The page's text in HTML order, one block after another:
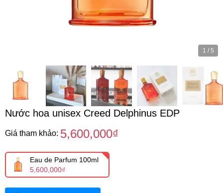
1 / 5
Nước hoa unisex Creed Delphinus EDP
Giá tham khảo: 5,600,000₫
Eau de Parfum 100ml
5,600,000₫